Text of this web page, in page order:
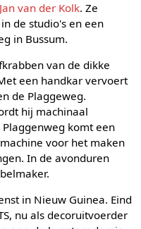
Jan van der Kolk. Ze
de studio's en een
in Bussum.
van de dikke
een handkar vervoert
de Plaggeweg.
hij machinaal
komt een
voor het maken
In de avonduren
in Nieuw Guinea. Eind
nu als decoruitvoerder